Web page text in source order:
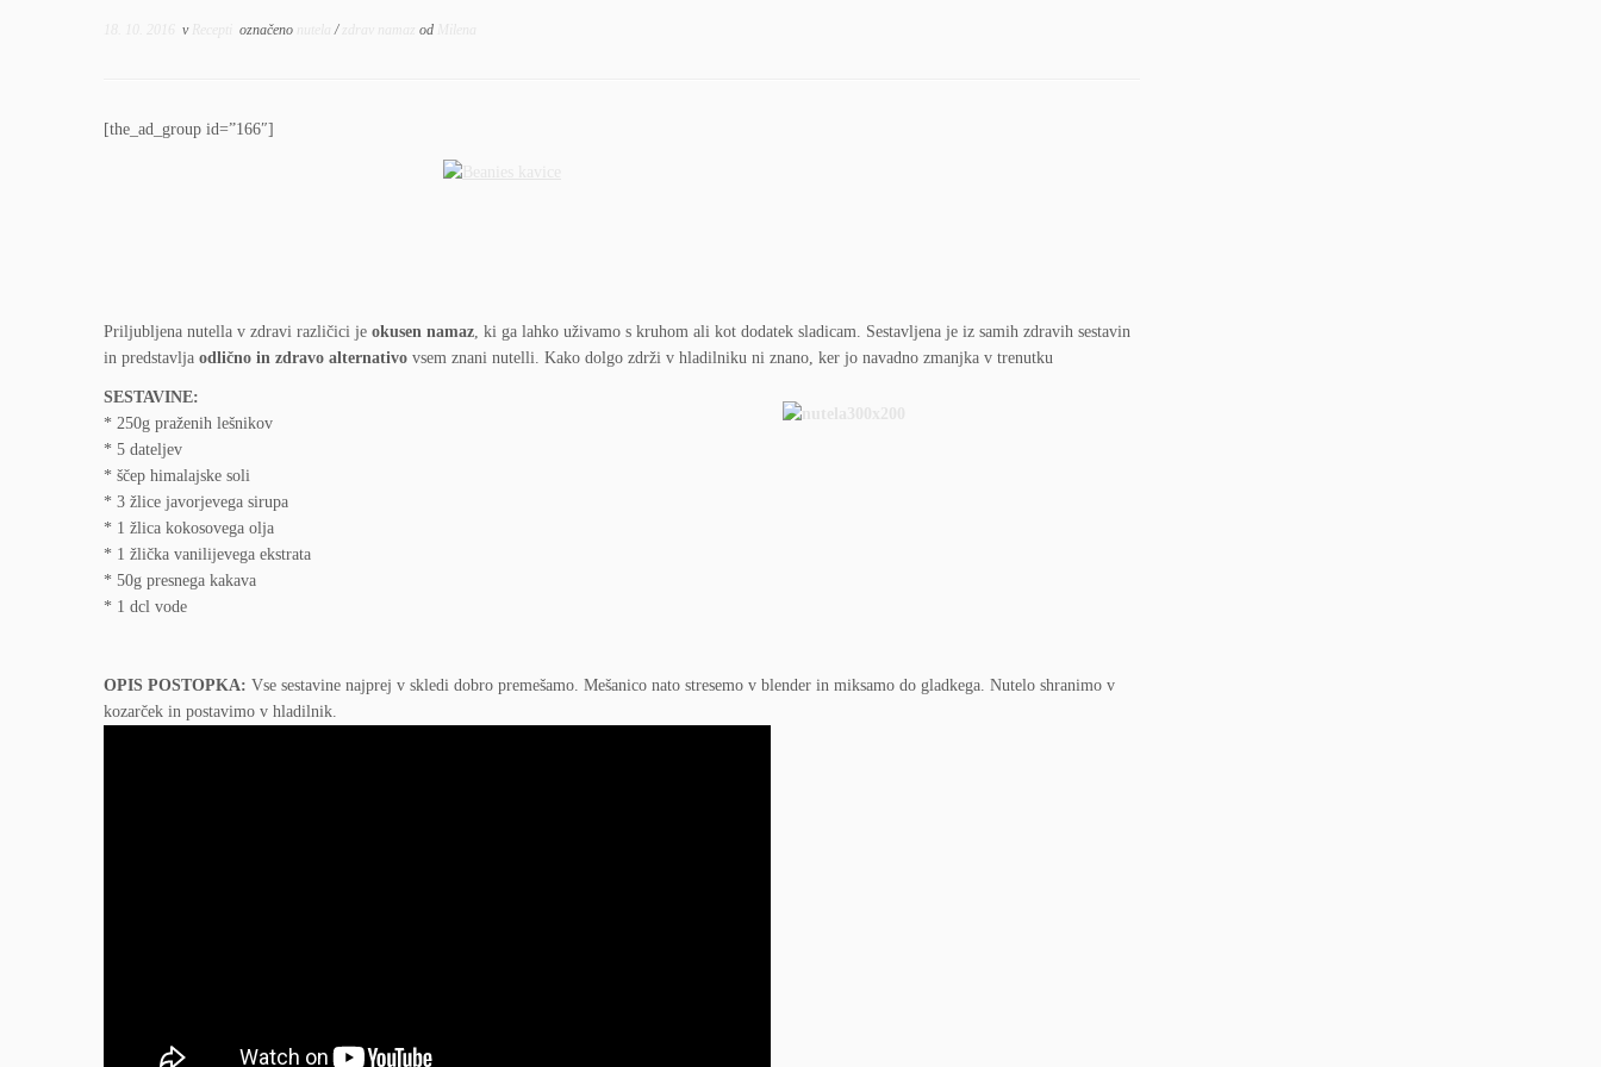
v označeno nutela/ od
[the_ad_group id=”166″]
Priljubljena nutella v zdravi različici je okusen namaz, ki ga lahko uživamo s kruhom ali kot dodatek sladicam. Sestavljena je iz samih zdravih sestavin
in predstavlja odlično in zdravo alternativo vsem znani nutelli. Kako dolgo zdrži v hladilniku ni znano, ker jo navadno zmanjka v trenutku
SESTAVINE:
* 250g praženih lešnikov
* 5 dateljev
* ščep himalajske soli
* 3 žlice javorjevega sirupa
* 1 žlica kokosovega olja
* 1 žlička vanilijevega ekstrata
* 50g presnega kakava
* 1 dcl vode
OPIS POSTOPKA: Vse sestavine najprej v skledi dobro premešamo. Mešanico nato stresemo v blender in miksamo do gladkega. Nutelo shranimo v
kozarček in postavimo v hladilnik.